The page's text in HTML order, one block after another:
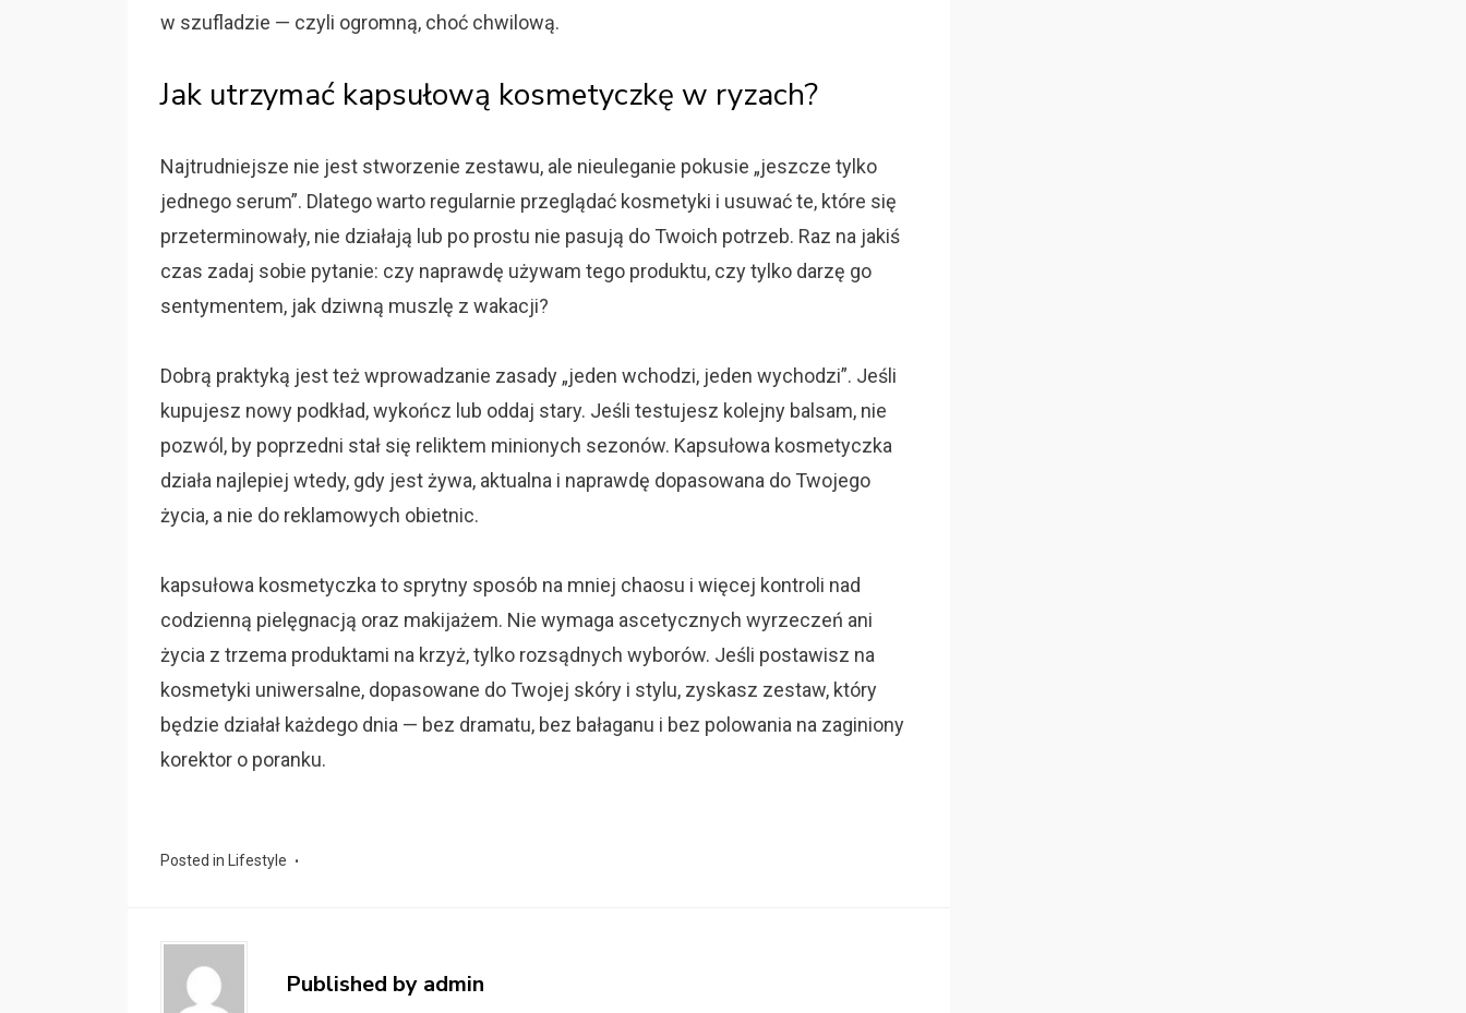
w szufladzie — czyli ogromną, choć chwilową.
Jak utrzymać kapsułową kosmetyczkę w ryzach?
Najtrudniejsze nie jest stworzenie zestawu, ale nieuleganie pokusie „jeszcze tylko
jednego serum”. Dlatego warto regularnie przeglądać kosmetyki i usuwać te, które się
przeterminowały, nie działają lub po prostu nie pasują do Twoich potrzeb. Raz na jakiś
czas zadaj sobie pytanie: czy naprawdę używam tego produktu, czy tylko darzę go
sentymentem, jak dziwną muszlę z wakacji?
Dobrą praktyką jest też wprowadzanie zasady „jeden wchodzi, jeden wychodzi”. Jeśli
kupujesz nowy podkład, wykończ lub oddaj stary. Jeśli testujesz kolejny balsam, nie
pozwól, by poprzedni stał się reliktem minionych sezonów. Kapsułowa kosmetyczka
działa najlepiej wtedy, gdy jest żywa, aktualna i naprawdę dopasowana do Twojego
życia, a nie do reklamowych obietnic.
kapsułowa kosmetyczka to sprytny sposób na mniej chaosu i więcej kontroli nad
codzienną pielęgnacją oraz makijażem. Nie wymaga ascetycznych wyrzeczeń ani
życia z trzema produktami na krzyż, tylko rozsądnych wyborów. Jeśli postawisz na
kosmetyki uniwersalne, dopasowane do Twojej skóry i stylu, zyskasz zestaw, który
będzie działał każdego dnia — bez dramatu, bez bałaganu i bez polowania na zaginiony
korektor o poranku.
Posted in Lifestyle
Published by admin